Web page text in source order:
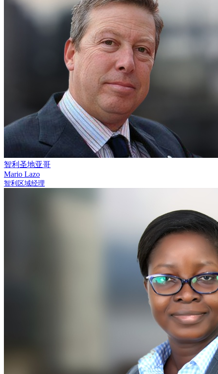
智利圣地亚哥
Mario Lazo
智利区域经理